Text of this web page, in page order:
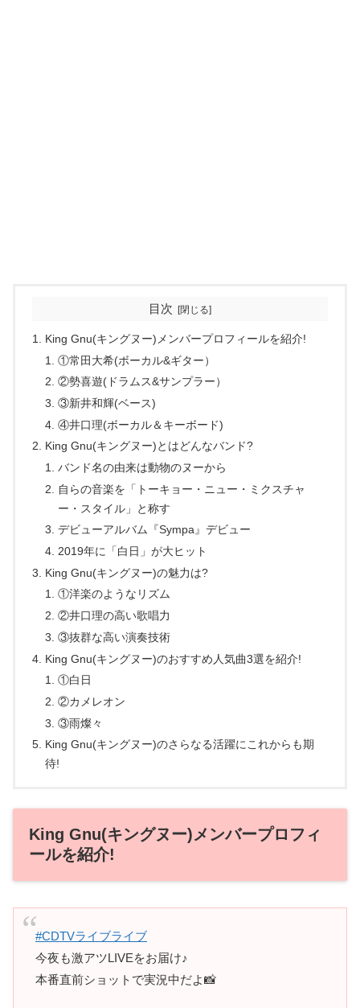
目次
King Gnu(キングヌー)メンバープロフィールを紹介!
①常田大希(ボーカル&ギター）
②勢喜遊(ドラムス&サンプラー）
③新井和輝(ベース)
④井口理(ボーカル＆キーボード)
King Gnu(キングヌー)とはどんなバンド?
バンド名の由来は動物のヌーから
自らの音楽を「トーキョー・ニュー・ミクスチャ
ー・スタイル」と称す
デビューアルバム『Sympa』デビュー
2019年に「白日」が大ヒット
King Gnu(キングヌー)の魅力は?
①洋楽のようなリズム
②井口理の高い歌唱力
③抜群な高い演奏技術
King Gnu(キングヌー)のおすすめ人気曲3選を紹介!
①白日
②カメレオン
③雨燦々
King Gnu(キングヌー)のさらなる活躍にこれからも期
待!
King Gnu(キングヌー)メンバープロフィ
ールを紹介!
#CDTVライブライブ
今夜も激アツLIVEをお届け♪
本番直前ショットで実況中だよ📸